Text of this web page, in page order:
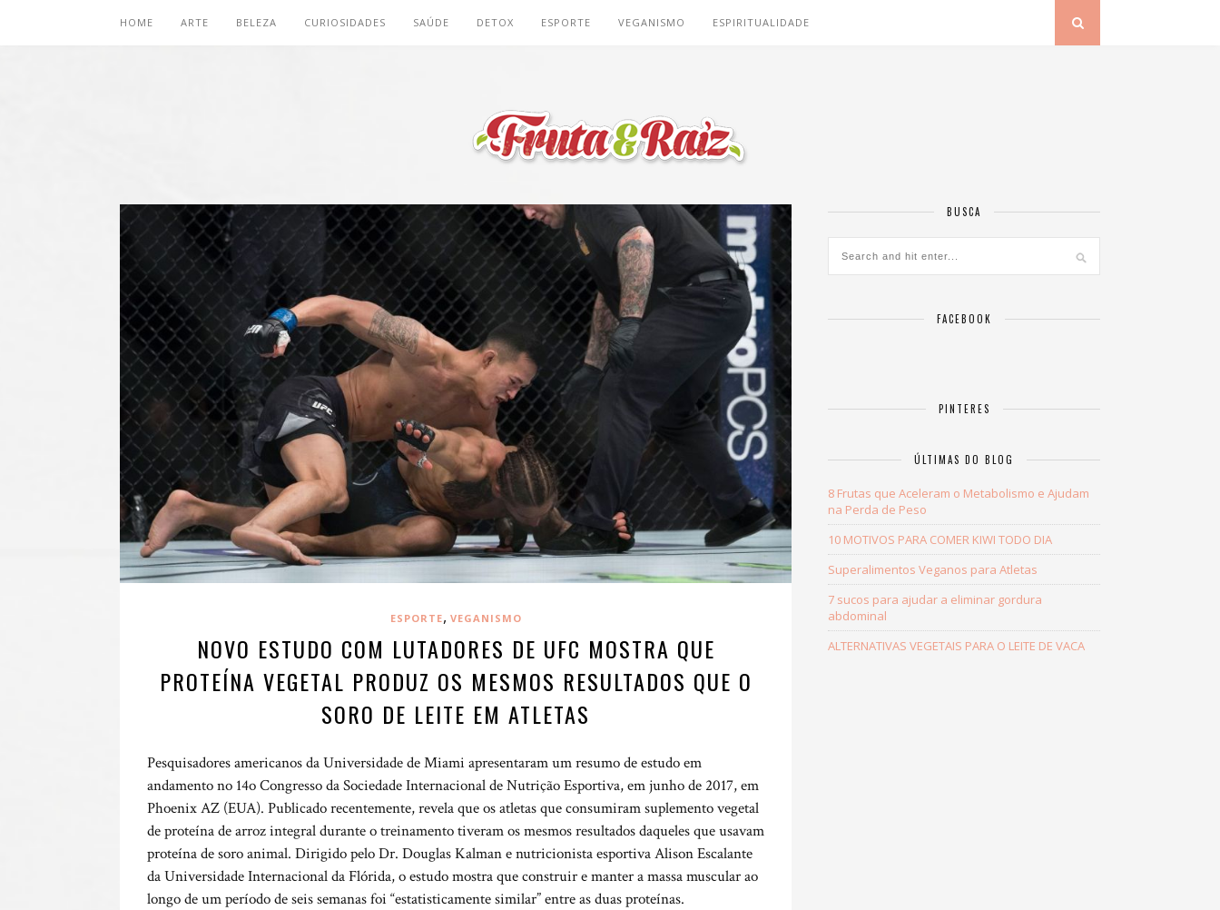
HOME ARTE BELEZA CURIOSIDADES SAÚDE DETOX ESPORTE VEGANISMO ESPIRITUALIDADE
ESPORTE, VEGANISMO
NOVO ESTUDO COM LUTADORES DE UFC MOSTRA QUE
PROTEÍNA VEGETAL PRODUZ OS MESMOS RESULTADOS QUE O
SORO DE LEITE EM ATLETAS
Pesquisadores americanos da Universidade de Miami apresentaram um resumo de estudo em
andamento no 14o Congresso da Sociedade Internacional de Nutrição Esportiva, em junho de 2017, em
Phoenix AZ (EUA). Publicado recentemente, revela que os atletas que consumiram suplemento vegetal
de proteína de arroz integral durante o treinamento tiveram os mesmos resultados daqueles que usavam
proteína de soro animal. Dirigido pelo Dr. Douglas Kalman e nutricionista esportiva Alison Escalante
da Universidade Internacional da Flórida, o estudo mostra que construir e manter a massa muscular ao
longo de um período de seis semanas foi “estatisticamente similar” entre as duas proteínas.
BUSCA
FACEBOOK
PINTERES
ÚLTIMAS DO BLOG
8 Frutas que Aceleram o Metabolismo e Ajudam
na Perda de Peso
10 MOTIVOS PARA COMER KIWI TODO DIA
Superalimentos Veganos para Atletas
7 sucos para ajudar a eliminar gordura
abdominal
ALTERNATIVAS VEGETAIS PARA O LEITE DE VACA